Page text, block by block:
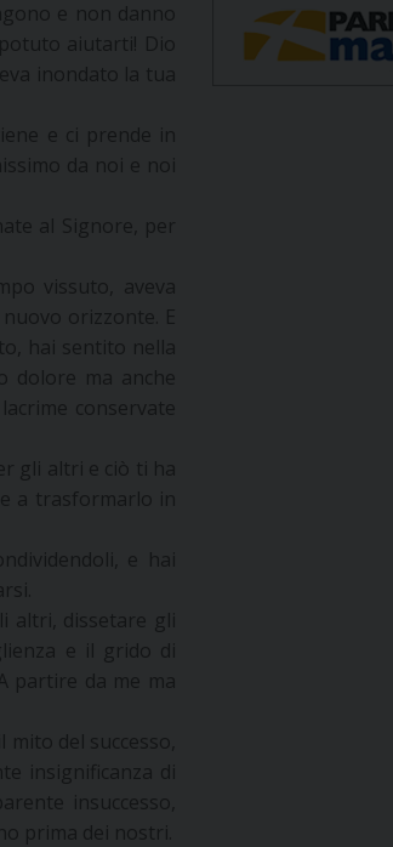
e non danno
aiutarti! Dio
inondato la tua
e ci prende in
da noi e noi
al Signore, per
vissuto, aveva
orizzonte. E
hai sentito nella
ma anche
conservate
gli altri e ciò ti ha
a trasformarlo in
e hai
dissetare gli
e il grido di
da me ma
del successo,
insignificanza di
insuccesso,
prima dei nostri.